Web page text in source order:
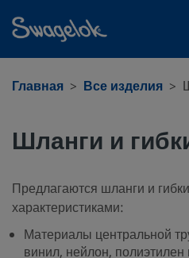
Главная
Все изделия
Шланги и
Предлагаются шланги и
характеристиками:
Материалы центральной
винил, нейлон, полиэтилен